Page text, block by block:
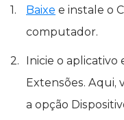
Baixe e instale o
computador.
Inicie o aplicativo
Extensões. Aqui,
a opção